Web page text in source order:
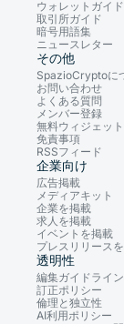
ウォレットガイド
取引所ガイド
暗号用語集
ニュースレター
その他
SpazioCryptoに
お問い合わせ
よくある質問
メンバー登録
無料ウィジェット
免責事項
RSSフィード
企業向け
広告掲載
メディアキット
企業を掲載
求人を掲載
イベントを掲載
プレスリリース
透明性
編集ガイドライン
訂正ポリシー
倫理と独立性
AI利用ポリシー